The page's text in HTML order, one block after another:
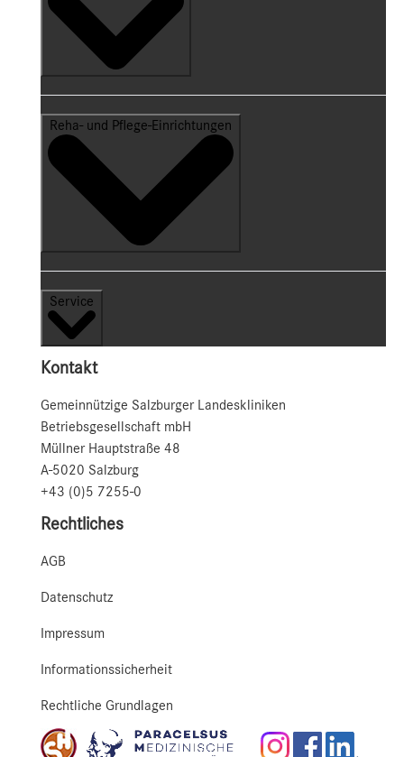
Reha- und Pflege-Einrichtungen
Service
Kontakt
Gemeinnützige Salzburger Landeskliniken
Betriebsgesellschaft mbH
Müllner Hauptstraße 48
A-5020 Salzburg
+43 (0)5 7255-0
Rechtliches
AGB
Datenschutz
Impressum
Informationssicherheit
Rechtliche Grundlagen